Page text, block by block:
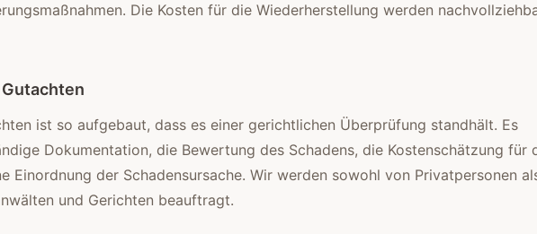
Die Kosten für die Wiederherstellung werden
ist so aufgebaut, dass es einer gerichtlichen Überprüfung standhält. Es
Dokumentation, die Bewertung des Schadens, die Kostenschätzung für
Einordnung der Schadensursache. Wir werden sowohl von Privatpersonen
und Gerichten beauftragt.